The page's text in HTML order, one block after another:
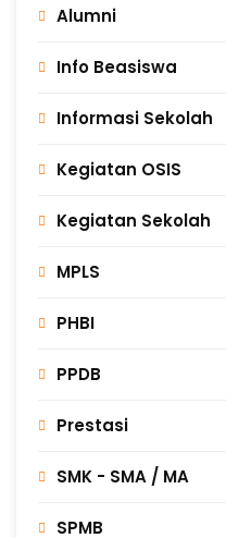
Alumni
Info Beasiswa
Informasi Sekolah
Kegiatan OSIS
Kegiatan Sekolah
MPLS
PHBI
PPDB
Prestasi
SMK - SMA / MA
SPMB